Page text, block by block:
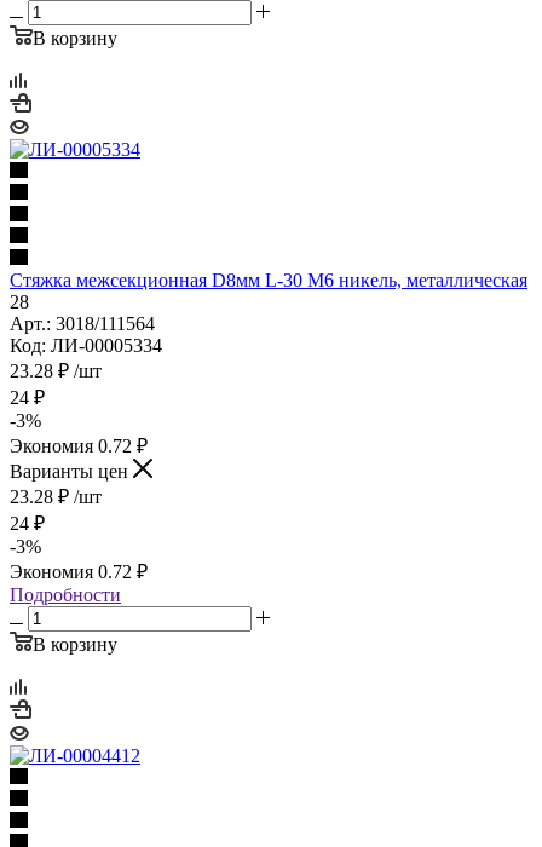
В корзину
Стяжка межсекционная D8мм L-30 M6 никель, металлическая
28
Арт.: 3018/111564
Код: ЛИ-00005334
23.28 ₽ /шт
24 ₽
-3%
Экономия 0.72 ₽
Варианты цен
23.28 ₽ /шт
24 ₽
-3%
Экономия 0.72 ₽
Подробности
В корзину